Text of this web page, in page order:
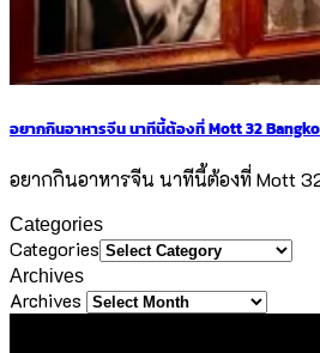
อยากกินอาหารจีน นาทีนี้ต้องที่ Mott 32
อยากกินอาหารจีน นาทีนี้ต้องที่ Mott
Categories
Categories
Archives
Archives